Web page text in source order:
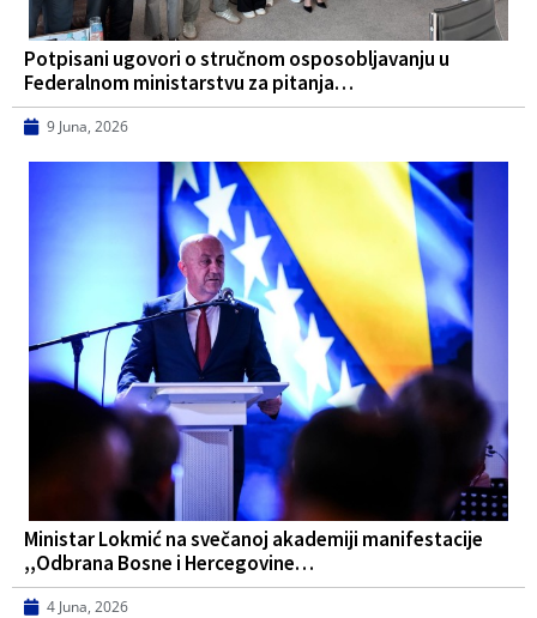
Potpisani ugovori o stručnom osposobljavanju u
Federalnom ministarstvu za pitanja…
9 Juna, 2026
Ministar Lokmić na svečanoj akademiji manifestacije
,,Odbrana Bosne i Hercegovine…
4 Juna, 2026